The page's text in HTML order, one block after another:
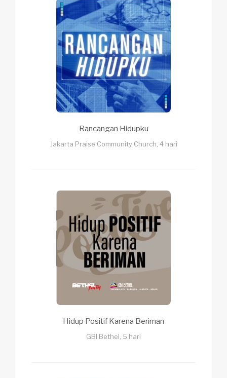
Rancangan Hidupku
Jakarta Praise Community Church, 4 hari
Hidup Positif Karena Beriman
GBI Bethel, 5 hari